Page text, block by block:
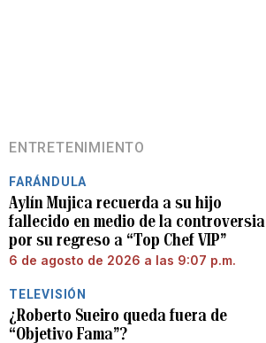
ENTRETENIMIENTO
FARÁNDULA
Aylín Mujica recuerda a su hijo
fallecido en medio de la controversia
por su regreso a “Top Chef VIP”
6 de agosto de 2026 a las 9:07 p.m.
TELEVISIÓN
¿Roberto Sueiro queda fuera de
“Objetivo Fama”?